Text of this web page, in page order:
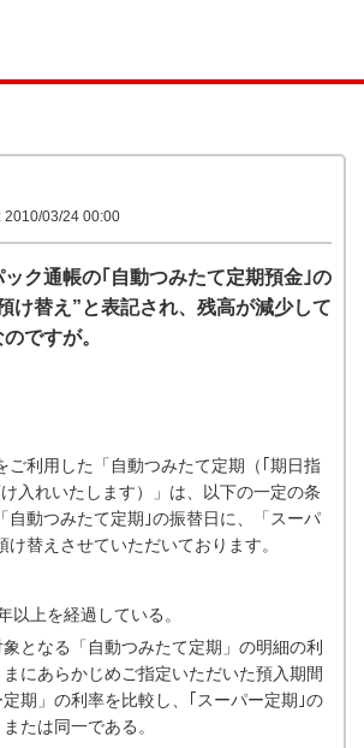
2010/03/24 00:00
ック通帳の｢自動つみたて定期預金｣の
け替え”と表記され、残高が減少して
ですが。
利用した「自動つみたて定期（｢期日指
入れいたします）」は、以下の一定の条
自動つみたて定期｣の振替日に、「スーパ
け替えさせていただいております。
以上を経過している。
となる「自動つみたて定期」の明細の利
にあらかじめご指定いただいた預入期間
期」の利率を比較し、｢スーパー定期｣の
たは同一である。